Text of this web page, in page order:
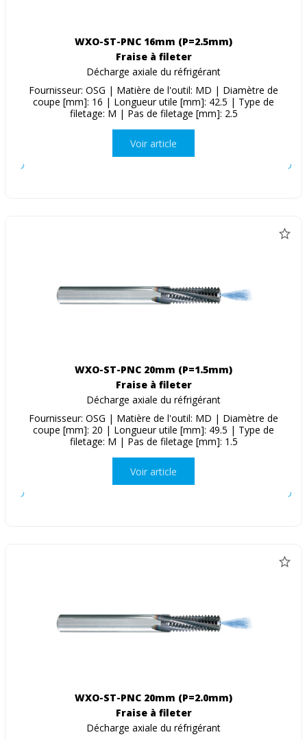
WXO-ST-PNC 16mm (P=2.5mm)
Fraise à fileter
Décharge axiale du réfrigérant
Fournisseur: OSG | Matière de l'outil: MD | Diamètre de
coupe [mm]: 16 | Longueur utile [mm]: 42.5 | Type de
filetage: M | Pas de filetage [mm]: 2.5
Voir article
WXO-ST-PNC 20mm (P=1.5mm)
Fraise à fileter
Décharge axiale du réfrigérant
Fournisseur: OSG | Matière de l'outil: MD | Diamètre de
coupe [mm]: 20 | Longueur utile [mm]: 49.5 | Type de
filetage: M | Pas de filetage [mm]: 1.5
Voir article
WXO-ST-PNC 20mm (P=2.0mm)
Fraise à fileter
Décharge axiale du réfrigérant